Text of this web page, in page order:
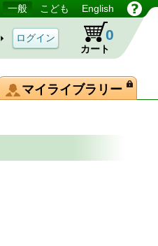
一般 こども English
カート
0
マイライブラリー